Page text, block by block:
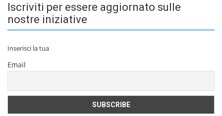
Iscriviti per essere aggiornato sulle
nostre iniziative
Inserisci la tua
Email